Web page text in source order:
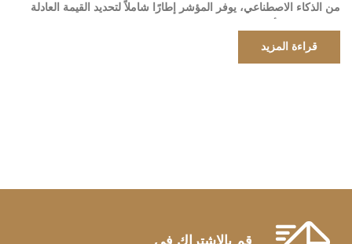
من الذكاء الاصطناعي، يوفر المؤشر إطارًا شاملاً لتحديد القيمة العادلة
الذكي؟ مؤشر الإيجار الذكي هو أداة تعتمد على البيانات تحلل […]
قراءة المزيد